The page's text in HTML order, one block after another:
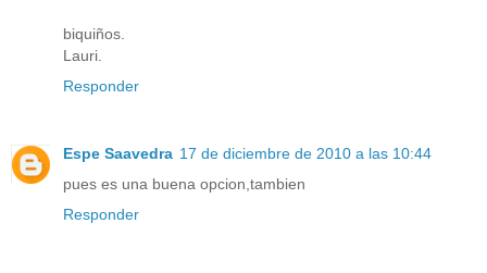
biquiños.
Lauri.
Responder
Espe Saavedra 17 de diciembre de 2010 a las 10:44
pues es una buena opcion,tambien
Responder